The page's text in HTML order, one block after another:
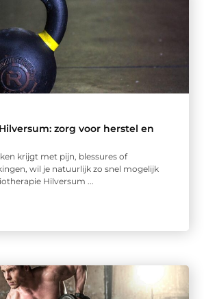
zorg voor herstel en
krijgt met pijn, blessures of
wil je natuurlijk zo snel mogelijk
Hilversum ...